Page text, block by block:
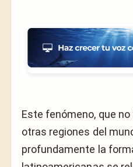
Este fenómeno, que
otras regiones del
profundamente la